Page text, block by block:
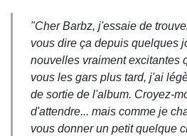
"Cher Barbz, j'essaie de
vous dire ça depuis quelques
nouvelles vraiment excitantes
vous les gars plus tard, j'ai
de sortie de l'album. Croyez-
d'attendre... mais comme je
vous donner un petit quelque